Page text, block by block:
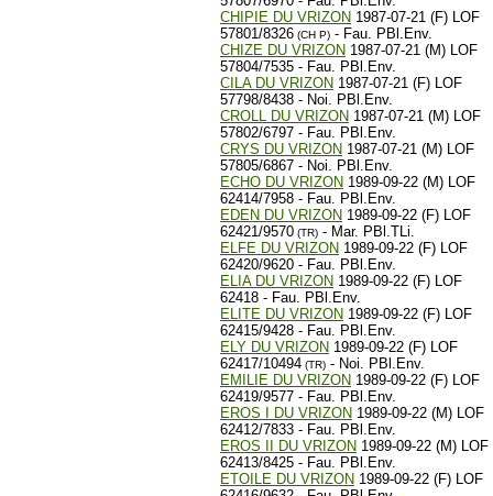
CHIPIE DU VRIZON 1987-07-21 (F) LOF
57801/8326 (CH P) - Fau. PBl.Env.
CHIZE DU VRIZON 1987-07-21 (M) LOF
57804/7535 - Fau. PBl.Env.
CILA DU VRIZON 1987-07-21 (F) LOF
57798/8438 - Noi. PBl.Env.
CROLL DU VRIZON 1987-07-21 (M) LOF
57802/6797 - Fau. PBl.Env.
CRYS DU VRIZON 1987-07-21 (M) LOF
57805/6867 - Noi. PBl.Env.
ECHO DU VRIZON 1989-09-22 (M) LOF
62414/7958 - Fau. PBl.Env.
EDEN DU VRIZON 1989-09-22 (F) LOF
62421/9570 (TR) - Mar. PBl.TLi.
ELFE DU VRIZON 1989-09-22 (F) LOF
62420/9620 - Fau. PBl.Env.
ELIA DU VRIZON 1989-09-22 (F) LOF
62418 - Fau. PBl.Env.
ELITE DU VRIZON 1989-09-22 (F) LOF
62415/9428 - Fau. PBl.Env.
ELY DU VRIZON 1989-09-22 (F) LOF
62417/10494 (TR) - Noi. PBl.Env.
EMILIE DU VRIZON 1989-09-22 (F) LOF
62419/9577 - Fau. PBl.Env.
EROS I DU VRIZON 1989-09-22 (M) LOF
62412/7833 - Fau. PBl.Env.
EROS II DU VRIZON 1989-09-22 (M) LOF
62413/8425 - Fau. PBl.Env.
ETOILE DU VRIZON 1989-09-22 (F) LOF